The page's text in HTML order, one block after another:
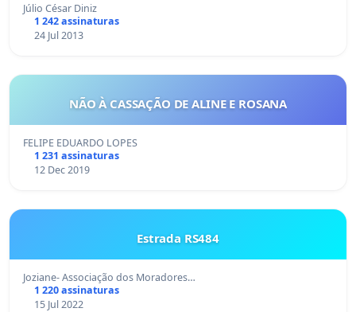
Júlio César Diniz
1 242 assinaturas
24 Jul 2013
NÃO À CASSAÇÃO DE ALINE E ROSANA
FELIPE EDUARDO LOPES
1 231 assinaturas
12 Dec 2019
Estrada RS484
Joziane- Associação dos Moradores…
1 220 assinaturas
15 Jul 2022